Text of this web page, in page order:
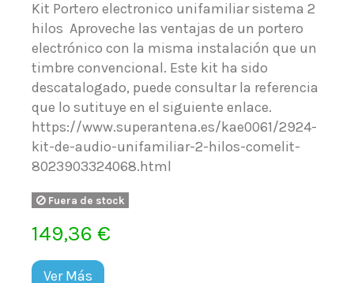
Kit Portero electronico unifamiliar sistema 2
hilos Aproveche las ventajas de un portero
electrónico con la misma instalación que un
timbre convencional. Este kit ha sido
descatalogado, puede consultar la referencia
que lo sutituye en el siguiente enlace.
https://www.superantena.es/kae0061/2924-
kit-de-audio-unifamiliar-2-hilos-comelit-
8023903324068.html
Fuera de stock
149,36 €
Ver Más